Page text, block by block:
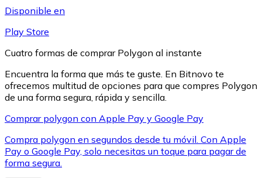
XRP
XRP
Disponible en
Play Store
Cuatro formas de comprar Polygon al instante
Encuentra la forma que más te guste. En Bitnovo te
ofrecemos multitud de opciones para que compres Polygon
de una forma segura, rápida y sencilla.
Comprar polygon con Apple Pay y Google Pay
Compra polygon en segundos desde tu móvil. Con Apple
Pay o Google Pay, solo necesitas un toque para pagar de
forma segura.